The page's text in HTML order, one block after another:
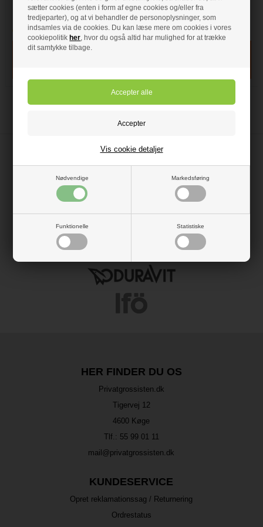
sætter cookies (enten i form af egne cookies og/eller fra
tredjeparter), og at vi behandler de personoplysninger, som
indsamles via de cookies. Du kan læse mere om cookies i vores
cookiepolitikher , hvor du også altid har mulighed for at trække
dit samtykke tilbage.
Nødvendige Markedsføring
Funktionelle Statistiske
Vis cookie detaljer
Scotte / Woody Pillebrænder 16 kW
med overkogssikring
Forudbestil- VVS nr: 308430016
og programmeringer foretages
Tilsluttes 230 volt
På lager- VVS nr: 308433800
HER FINDER DU OS
Privatgrossisten.dk
Tigervej 12
4600 Køge
Tlf.: 55 99 01 11
mail@privatgrossisten.dk
KUNDESERVICE
Opret reklamationssag / Returnering
Ordrestatus